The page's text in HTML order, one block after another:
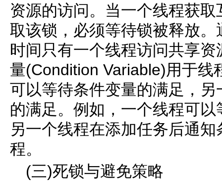
资源的访问。当一个线程获
取该锁，必须等待锁被释放
时间只有一个线程访问共享
量(Condition Variable)用于线
可以等待条件变量的满足，
的满足。例如，一个线程可
另一个线程在添加任务后通
程。
(三)死锁与避免策略